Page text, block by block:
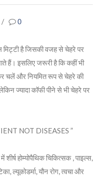
/ 0
है जिसकी वजह से चेहरे पर
हैं। इसलिए जरूरी है कि कहीं भी
चलें और नियमित रूप से चेहरे की
ज्यादा कॉफी पीने से भी चेहरे पर
NOT DISEASES ”
शीर्ष होम्योपैथिक चिकित्सक , पाइल्स,
ल्यूकोडर्मा, यौन रोग, त्वचा और